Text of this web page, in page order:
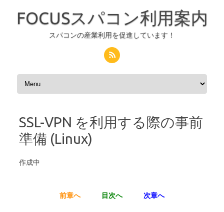
FOCUSスパコン利用案内
スパコンの産業利用を促進しています！
コンテンツへスキップ
SSL-VPN を利用する際の事前
準備 (Linux)
作成中
前章へ 目次へ 次章へ